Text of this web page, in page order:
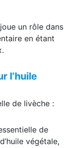
un rôle dans
en étant
l’huile
de livèche :
de
végétale,